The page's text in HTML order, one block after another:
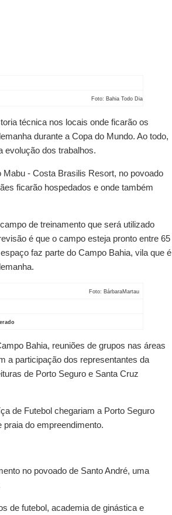
Foto: Bahia Todo Dia
técnica nos locais onde ficarão os
durante a Copa do Mundo. Ao todo,
evolução dos trabalhos.
- Costa Brasilis Resort, no povoado
ficarão hospedados e onde também
de treinamento que será utilizado
é que o campo esteja pronto entre 65
faz parte do Campo Bahia, vila que é
Foto: BárbaraMartau
Bahia, reuniões de grupos nas áreas
a participação dos representantes da
de Porto Seguro e Santa Cruz
de Futebol chegariam a Porto Seguro
praia do empreendimento.
no povoado de Santo André, uma
de futebol, academia de ginástica e